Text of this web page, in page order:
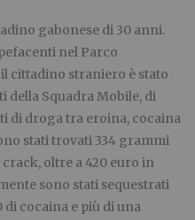
gabonese di 30 anni.
nel Parco
cittadino straniero è stato
della Squadra Mobile, di
di droga tra eroina, cocaina
stati trovati 334 grammi
oltre a 420 euro in
sono stati sequestrati
cocaina e più di una